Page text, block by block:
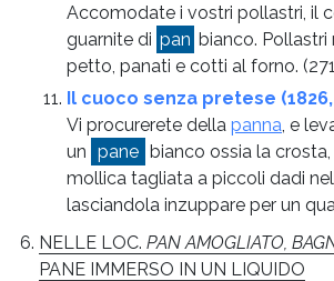
Accomodate i vostri pollastri, il
guarnite di pan bianco. Pollastri
petto, panati e cotti al forno.
Il cuoco senza pretese (1826,
Vi procurerete della panna, e
un pane bianco ossia la
mollica tagliata a piccoli dadi
lasciandola inzuppare per un
NELLE LOC. PAN AMOGLIATO,
PANE IMMERSO IN UN LIQUIDO